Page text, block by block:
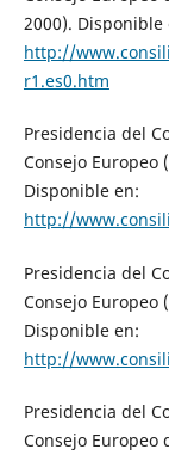
2000). Disponible
http://
r1.es0.htm
Presidencia del
Consejo Europeo
Disponible en:
http://
Presidencia del
Consejo Europeo
Disponible en:
http://
Presidencia del
Consejo Europeo